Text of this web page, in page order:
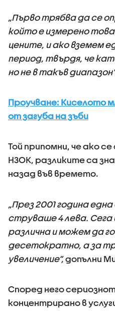
„Първо трябва да се
който е измерено
цените, и ако вземем
период, твърдя, че
но не в такъв
Проучване: Киселото
от загуба на зъби
Той припомни, че ако
НЗОК, разликите са
назад във времето.
„През 2001 година
струваше 4 лева. Сега
различна и можем да
десетократно, а за
увеличение“,допълни
Според него
концентрирано в